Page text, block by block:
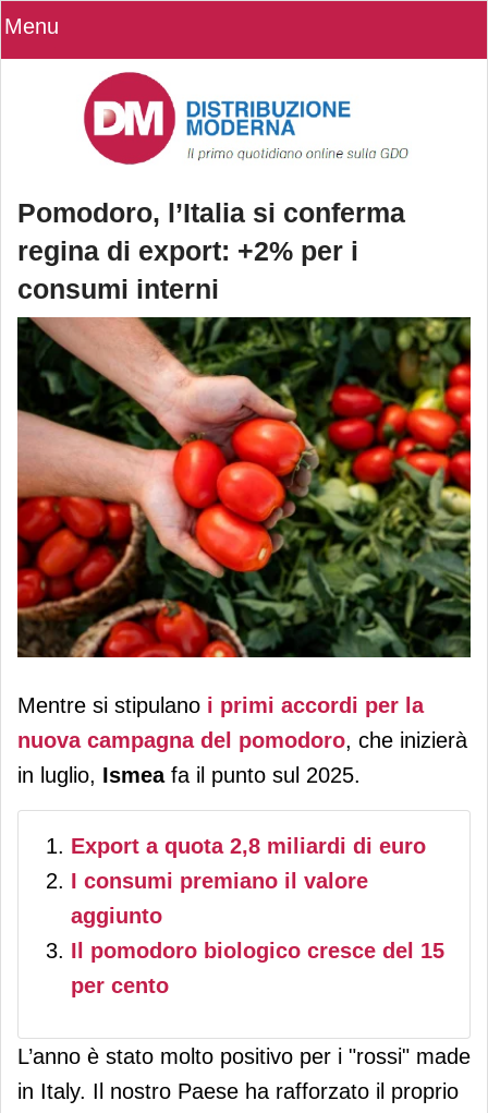
Menu
Pomodoro, l’Italia si conferma
regina di export: +2% per i
consumi interni
Pomodoro, l’Italia si conferma regina
di export: +2% per i consumi interni
Mentre si stipulano i primi accordi per la
nuova campagna del pomodoro, che inizierà
in luglio, Ismeafa il punto sul 2025.
Export a quota 2,8 miliardi di euro
I consumi premiano il valore
aggiunto
Il pomodoro biologico cresce del 15
per cento
L’anno è stato molto positivo per i "rossi" made
in Italy. Il nostro Paese ha rafforzato il proprio